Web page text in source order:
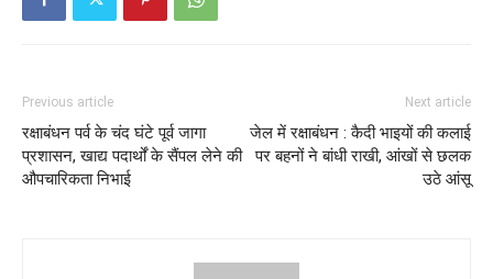
Previous article
रक्षाबंधन पर्व के चंद घंटे पूर्व जागा
प्रशासन, खाद्य पदार्थों के सैंपल लेने की
औपचारिकता निभाई
Next article
जेल में रक्षाबंधन : कैदी भाइयों की कलाई
पर बहनों ने बांधी राखी, आंखों से छलक
उठे आंसू